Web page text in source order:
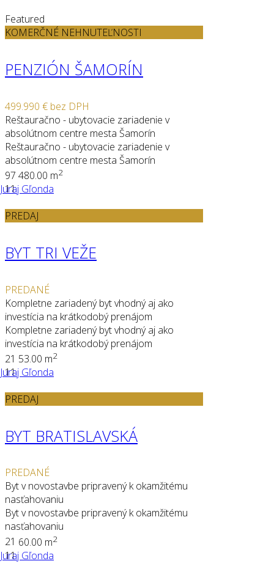
Featured
KOMERČNÉ NEHNUTEĽNOSTI
PENZIÓN ŠAMORÍN
499.990 € bez DPH
Reštauračno - ubytovacie zariadenie v
absolútnom centre mesta Šamorín
Reštauračno - ubytovacie zariadenie v
absolútnom centre mesta Šamorín
97 480.00 m2
Juraj Gľonda
11
PREDAJ
BYT TRI VEŽE
PREDANÉ
Kompletne zariadený byt vhodný aj ako
investícia na krátkodobý prenájom
Kompletne zariadený byt vhodný aj ako
investícia na krátkodobý prenájom
21 53.00 m2
Juraj Gľonda
11
PREDAJ
BYT BRATISLAVSKÁ
PREDANÉ
Byt v novostavbe pripravený k okamžitému
nasťahovaniu
Byt v novostavbe pripravený k okamžitému
nasťahovaniu
21 60.00 m2
Juraj Gľonda
11